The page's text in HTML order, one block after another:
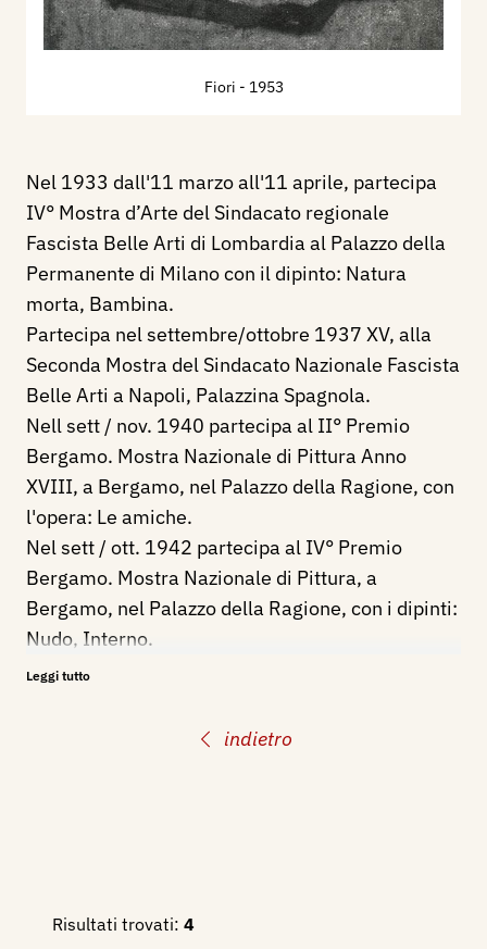
indietro
Fiori - 1953
Nel 1933 dall'11 marzo all'11 aprile, partecipa
IV° Mostra d’Arte del Sindacato regionale
Fascista Belle Arti di Lombardia al Palazzo della
Permanente di Milano con il dipinto: Natura
morta, Bambina.
Partecipa nel settembre/ottobre 1937 XV, alla
Seconda Mostra del Sindacato Nazionale Fascista
Belle Arti a Napoli, Palazzina Spagnola.
Nell sett / nov. 1940 partecipa al II° Premio
Bergamo. Mostra Nazionale di Pittura Anno
XVIII, a Bergamo, nel Palazzo della Ragione, con
l'opera: Le amiche.
Nel sett / ott. 1942 partecipa al IV° Premio
Bergamo. Mostra Nazionale di Pittura, a
Bergamo, nel Palazzo della Ragione, con i dipinti:
Nudo, Interno.
Dal 16 maggio al 31 luglio 1943 partecipa alla
Dal 31 marzo al maggio 1948 partecipa alla
Internazionale di Venezia con 3 dipinti.
Leggi tutto
Risultati trovati: 4